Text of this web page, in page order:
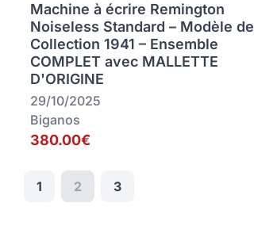
Machine à écrire Remington
Noiseless Standard – Modèle de
Collection 1941 – Ensemble
COMPLET avec MALLETTE
D'ORIGINE
29/10/2025
Biganos
380.00€
1 2 3